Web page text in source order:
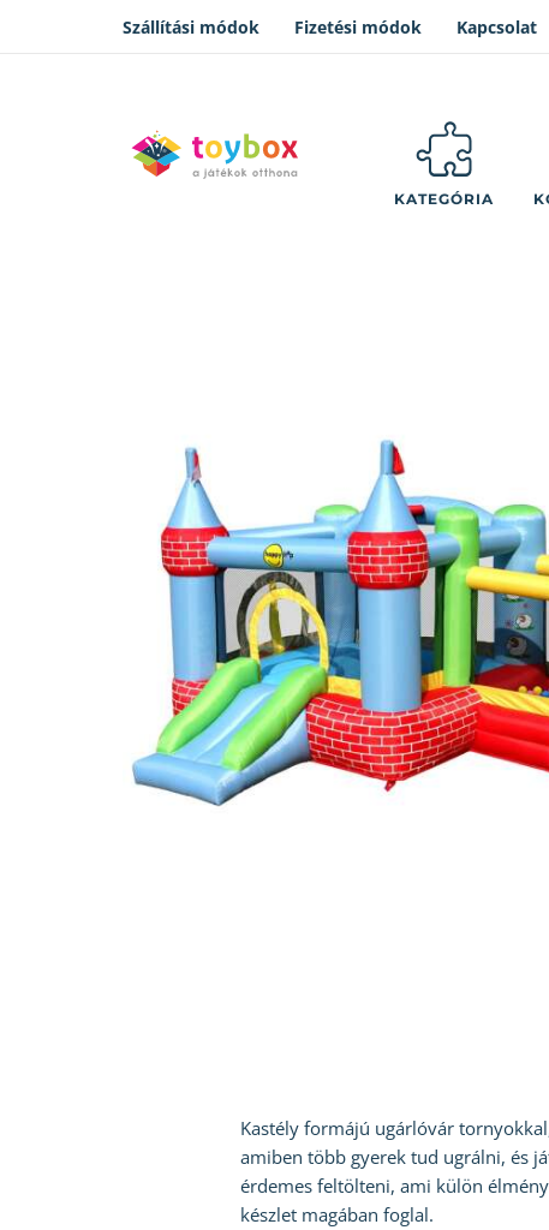
Szállítási módok Fizetési módok Kapcsolat
KATEGÓRIA
Kastély formájú ugárlóvár
amiben több gyerek tud ugrálni, és
érdemes feltölteni, ami külön
készlet magában foglal.